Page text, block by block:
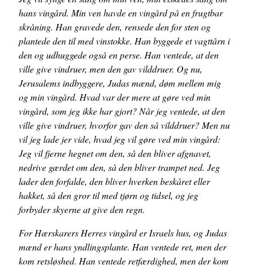
hans vingård. Min ven havde en vingård på en frugtbar
skråning. Han gravede den, rensede den for sten og
plantede den til med vinstokke. Han byggede et vagttårn i
den og udhuggede også en perse. Han ventede, at den
ville give vindruer, men den gav vilddruer. Og nu,
Jerusalems indbyggere, Judas mænd, døm mellem mig
og min vingård. Hvad var der mere at gøre ved min
vingård, som jeg ikke har gjort? Når jeg ventede, at den
ville give vindruer, hvorfor gav den så vilddruer? Men nu
vil jeg lade jer vide, hvad jeg vil gøre ved min vingård:
Jeg vil fjerne hegnet om den, så den bliver afgnavet,
nedrive gærdet om den, så den bliver trampet ned. Jeg
lader den forfalde, den bliver hverken beskåret eller
hakket, så den gror til med tjørn og tidsel, og jeg
forbyder skyerne at give den regn.
For Hærskarers Herres vingård er Israels hus, og Judas
mænd er hans yndlingsplante. Han ventede ret, men der
kom retsløshed. Han ventede retfærdighed, men der kom